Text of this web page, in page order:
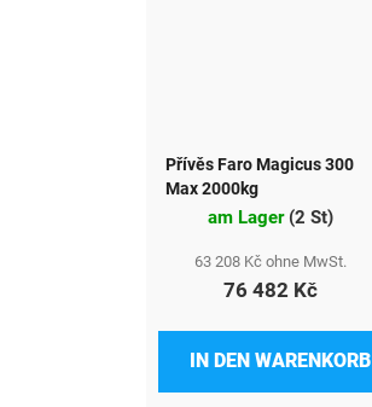
Přívěs Faro Magicus 300
Max 2000kg
am Lager (2 St)
63 208 Kč ohne MwSt.
76 482 Kč
IN DEN WARENKORB